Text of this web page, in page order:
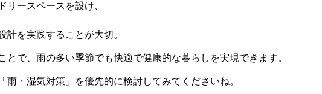
リースペースを設け、
計を実践することが大切。
とで、雨の多い季節でも快適で健康的な暮らしを実現できます。
雨・湿気対策」を優先的に検討してみてくださいね。